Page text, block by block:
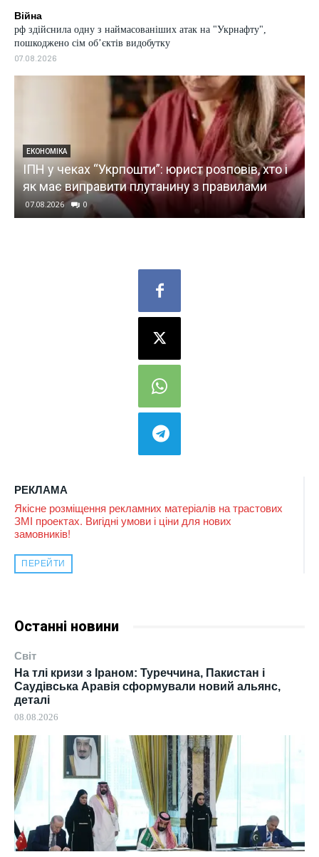
РЕКЛАМА
Якісне розміщення рекламних матеріалів на трастових
ЗМІ проектах. Вигідні умови і ціни для нових
замовників!
ПЕРЕЙТИ
Останні новини
Світ
На тлі кризи з Іраном: Туреччина, Пакистан і
Саудівська Аравія сформували новий альянс,
деталі
08.08.2026
Війна
рф здійснила одну з наймасованіших атак на "Укрнафту",
пошкоджено сім об’єктів видобутку
07.08.2026
ЕКОНОМІКА
ІПН у чеках “Укрпошти”: юрист розповів, хто і
як має виправити плутанину з правилами
07.08.2026 0